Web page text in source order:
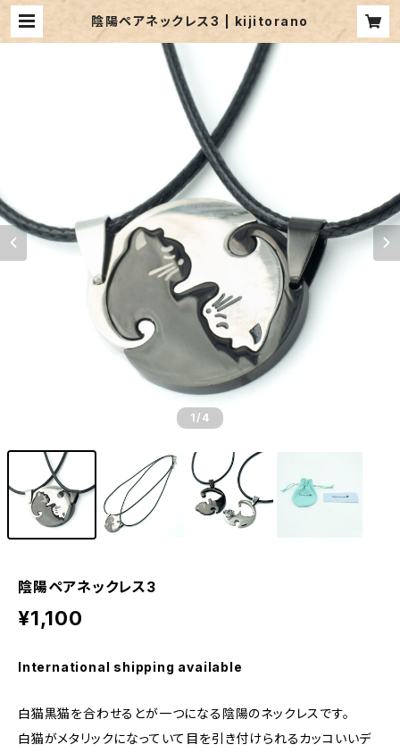
陰陽ペアネックレス3 | kijitorano
1 /4
陰陽ペアネックレス3
¥1,100
International shipping available
白猫黒猫を合わせるとが一つになる陰陽のネックレスです。
白猫がメタリックになっていて目を引き付けられるカッコいいデ